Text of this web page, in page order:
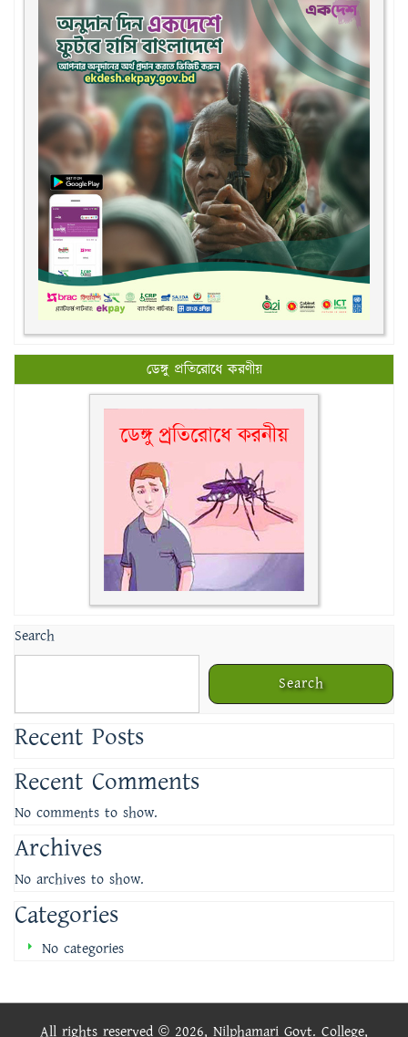
ডেঙ্গু প্রতিরোধে করণীয়
Search
Search
Recent Posts
Recent Comments
No comments to show.
Archives
No archives to show.
Categories
No categories
All rights reserved © 2026, Nilphamari Govt. College,